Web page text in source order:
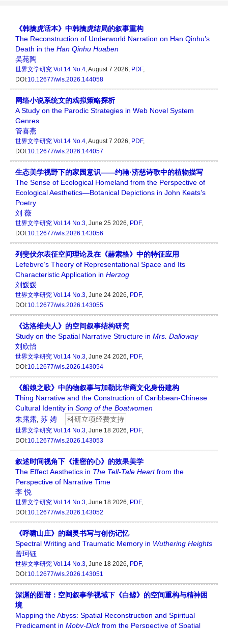
《韩擒虎话本》中韩擒虎结局的叙事重构
The Reconstruction of Underworld Narration on Han Qinhu’s
Death in the Han Qinhu Huaben
吴苑陶
世界文学研究 Vol.14 No.4, August 7 2026, PDF,
DOI:10.12677/wls.2026.144058
网络小说系统文的戏拟策略探析
A Study on the Parodic Strategies in Web Novel System
Genres
管喜燕
世界文学研究 Vol.14 No.4, August 7 2026, PDF,
DOI:10.12677/wls.2026.144057
生态美学视野下的家园意识——约翰·济慈诗歌中的植物描写
The Sense of Ecological Homeland from the Perspective of
Ecological Aesthetics—Botanical Depictions in John Keats’s
Poetry
刘 薇
世界文学研究 Vol.14 No.3, June 25 2026, PDF,
DOI:10.12677/wls.2026.143056
列斐伏尔表征空间理论及在《赫索格》中的特征应用
Lefebvre’s Theory of Representational Space and Its
Characteristic Application in Herzog
刘媛媛
世界文学研究 Vol.14 No.3, June 24 2026, PDF,
DOI:10.12677/wls.2026.143055
《达洛维夫人》的空间叙事结构研究
Study on the Spatial Narrative Structure in Mrs. Dalloway
刘欣怡
世界文学研究 Vol.14 No.3, June 24 2026, PDF,
DOI:10.12677/wls.2026.143054
《船娘之歌》中的物叙事与加勒比华裔文化身份建构
Thing Narrative and the Construction of Caribbean-Chinese
Cultural Identity in Song of the Boatwomen
朱露露 苏 娉 科研立项经费支持
世界文学研究 Vol.14 No.3, June 18 2026, PDF,
DOI:10.12677/wls.2026.143053
叙述时间视角下《泄密的心》的效果美学
The Effect Aesthetics in The Tell-Tale Heartfrom the
Perspective of Narrative Time
李 悦
世界文学研究 Vol.14 No.3, June 18 2026, PDF,
DOI:10.12677/wls.2026.143052
《呼啸山庄》的幽灵书写与创伤记忆
Spectral Writing and Traumatic Memory in Wuthering Heights
曾珂钰
世界文学研究 Vol.14 No.3, June 18 2026, PDF,
DOI:10.12677/wls.2026.143051
深渊的图谱：空间叙事学视域下《白鲸》的空间重构与精神困
境
Mapping the Abyss: Spatial Reconstruction and Spiritual
Predicament in Moby-Dickfrom the Perspective of Spatial